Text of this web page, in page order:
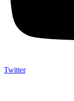
Twitter